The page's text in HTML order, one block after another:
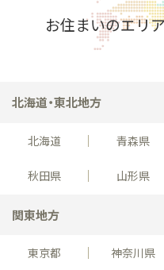
お住まいのエリ
北海道・東北地方
北海道 青森県
秋田県 山形県
関東地方
東京都 神奈川県